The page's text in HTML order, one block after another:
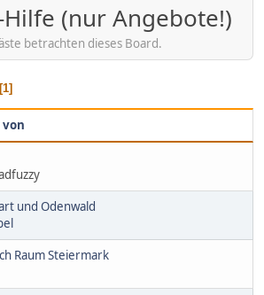
(nur Angebote!)
betrachten dieses Board.
1
von
und Odenwald
Raum Steiermark